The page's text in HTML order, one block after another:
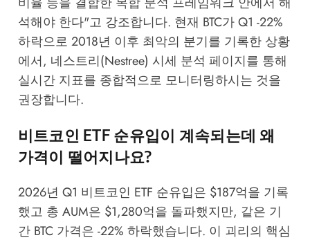
석해야 한다"고 강조합니다. 현재 BTC가 Q1 -22%
하락으로 2018년 이후 최악의 분기를 기록한 상황
에서, 네스트리(Nestree) 시세 분석 페이지를 통해
실시간 지표를 종합적으로 모니터링하시는 것을
권장합니다.
비트코인 ETF 순유입이 계속되는데 왜
가격이 떨어지나요?
2026년 Q1 비트코인 ETF 순유입은 $187억을 기록
했고 총 AUM은 $1,280억을 돌파했지만, 같은 기
간 BTC 가격은 -22% 하락했습니다. 이 괴리의 핵심